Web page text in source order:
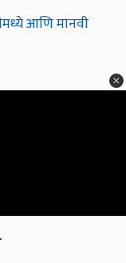
आणि मानवी